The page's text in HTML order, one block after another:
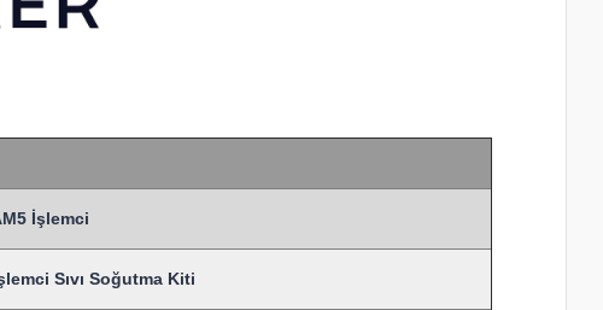
İşlemci
Sıvı Soğutma Kiti